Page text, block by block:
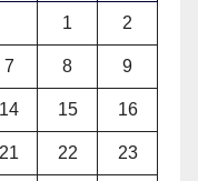
1 2
7 8 9
14 15 16
21 22 23